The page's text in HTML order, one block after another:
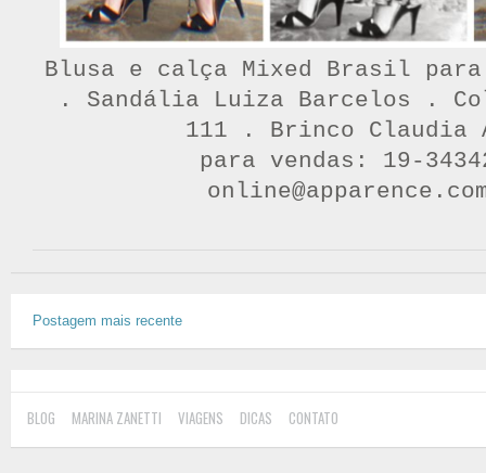
Blusa e calça Mixed Brasil para
. Sandália Luiza Barcelos .
111 . Brinco Claudia
para vendas: 19-
Postagem mais recente
BLOG MARINA ZANETTI VIAGENS DICAS CONTATO